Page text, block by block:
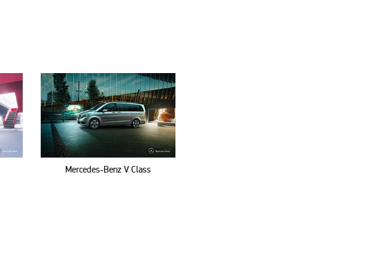
Mercedes-Benz V Class